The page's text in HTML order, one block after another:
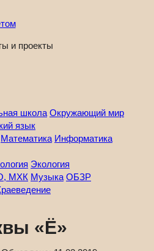
и проекты
школа Окружающий мир
язык
Математика Информатика
Экология
МХК Музыка ОБЗР
«Ё»